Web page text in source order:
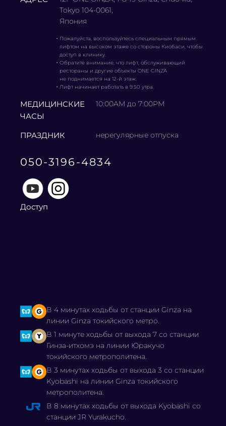
Tokyo 104-0061,
Япония
・ Пожалуйста, воспользуйтесь специальным прямым
лифтом на высоком этаже со стороны Киобаси, чтобы
доступ в клинику.
・ Обратите внимание, что лифт, обслуживающий
рестораны и другие объекты ONE GINZA
не поднимается на 12-й этаж.
・ Лифт начинает работать в 9:50 утра.
МЕДИЦИНСКИЕ
ЧАСЫ
10:00AM до 7:00PM
ПРАЗДНИК нерегулярные отпуска
050-3196-4834
Доступ
В 4 минутах ходьбы от станции Ginza на
линии Ginza токийского метро.
В 1 минуте ходьбы от выхода 7 со станции
Гинза-итхомэ на линии Юракучо
токийского метрополитена.
В 3 минутах ходьбы от выхода 3 со станции
Kyobashi на линии Ginza токийского
метрополитена.
В 8 минутах ходьбы от выхода Kyobashi со
станции JR Yurakucho.